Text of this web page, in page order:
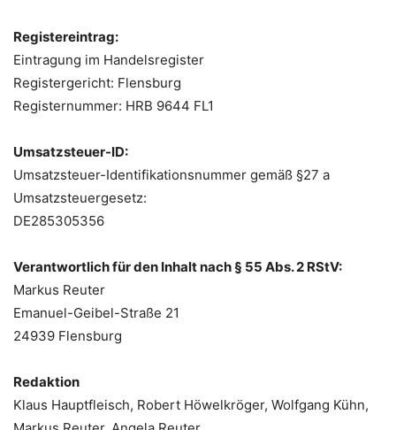
Registereintrag:
Eintragung im Handelsregister
Registergericht: Flensburg
Registernummer: HRB 9644 FL1
Umsatzsteuer-ID:
Umsatzsteuer-Identifikationsnummer gemäß §27 a
Umsatzsteuergesetz:
DE285305356
Verantwortlich für den Inhalt nach § 55 Abs. 2 RStV:
Markus Reuter
Emanuel-Geibel-Straße 21
24939 Flensburg
Redaktion
Klaus Hauptfleisch, Robert Höwelkröger, Wolfgang Kühn,